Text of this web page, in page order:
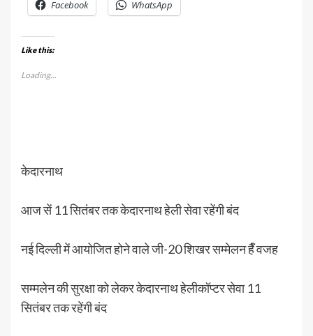
Facebook WhatsApp
Like this:
Loading...
केदारनाथ
आज सें 11 सितंबर तक केदारनाथ हेली सेवा रहेंगी बंद
नई दिल्ली में आयोजित होने वाले जी-20 शिखर सम्मेलन हैँ वजह
सम्मलेन की सुरक्षा को लेकर केदारनाथ हेलीकॉप्टर सेवा 11
सितंबर तक रहेंगी बंद